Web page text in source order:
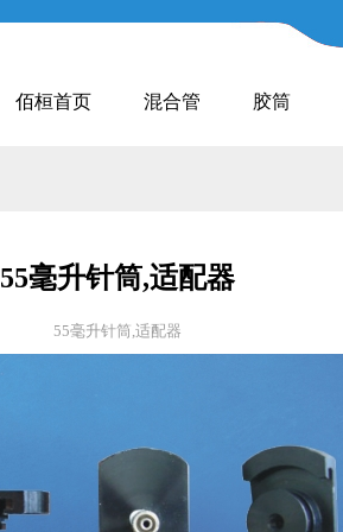
佰桓首页 混合管 胶筒
55毫升针筒,适配器
55毫升针筒,适配器